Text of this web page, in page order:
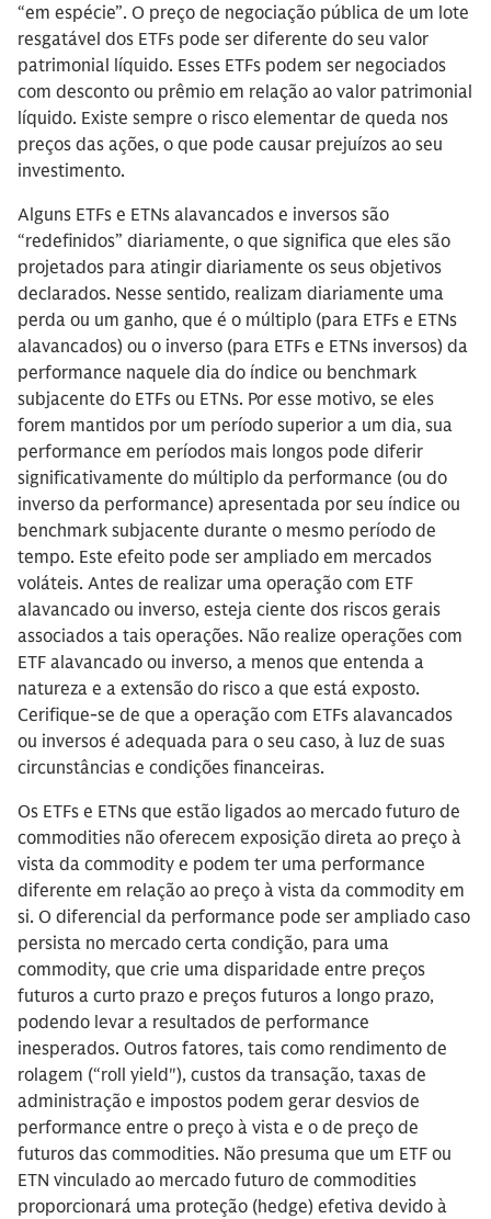
“em espécie”. O preço de negociação pública de um lote
resgatável dos ETFs pode ser diferente do seu valor
patrimonial líquido. Esses ETFs podem ser negociados
com desconto ou prêmio em relação ao valor patrimonial
líquido. Existe sempre o risco elementar de queda nos
preços das ações, o que pode causar prejuízos ao seu
investimento.
Alguns ETFs e ETNs alavancados e inversos são
“redefinidos” diariamente, o que significa que eles são
projetados para atingir diariamente os seus objetivos
declarados. Nesse sentido, realizam diariamente uma
perda ou um ganho, que é o múltiplo (para ETFs e ETNs
alavancados) ou o inverso (para ETFs e ETNs inversos) da
performance naquele dia do índice ou benchmark
subjacente do ETFs ou ETNs. Por esse motivo, se eles
forem mantidos por um período superior a um dia, sua
performance em períodos mais longos pode diferir
significativamente do múltiplo da performance (ou do
inverso da performance) apresentada por seu índice ou
benchmark subjacente durante o mesmo período de
tempo. Este efeito pode ser ampliado em mercados
voláteis. Antes de realizar uma operação com ETF
alavancado ou inverso, esteja ciente dos riscos gerais
associados a tais operações. Não realize operações com
ETF alavancado ou inverso, a menos que entenda a
natureza e a extensão do risco a que está exposto.
Cerifique-se de que a operação com ETFs alavancados
ou inversos é adequada para o seu caso, à luz de suas
circunstâncias e condições financeiras.
Os ETFs e ETNs que estão ligados ao mercado futuro de
commodities não oferecem exposição direta ao preço à
vista da commodity e podem ter uma performance
diferente em relação ao preço à vista da commodity em
si. O diferencial da performance pode ser ampliado caso
persista no mercado certa condição, para uma
commodity, que crie uma disparidade entre preços
futuros a curto prazo e preços futuros a longo prazo,
podendo levar a resultados de performance
inesperados. Outros fatores, tais como rendimento de
rolagem (“roll yield″), custos da transação, taxas de
administração e impostos podem gerar desvios de
performance entre o preço à vista e o de preço de
futuros das commodities. Não presuma que um ETF ou
ETN vinculado ao mercado futuro de commodities
proporcionará uma proteção (hedge) efetiva devido à